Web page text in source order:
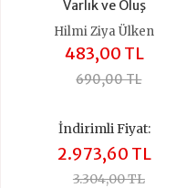
Varlık ve Oluş
Hilmi Ziya Ülken
483,00 TL
690,00 TL
İndirimli Fiyat:
2.973,60 TL
3.304,00 TL